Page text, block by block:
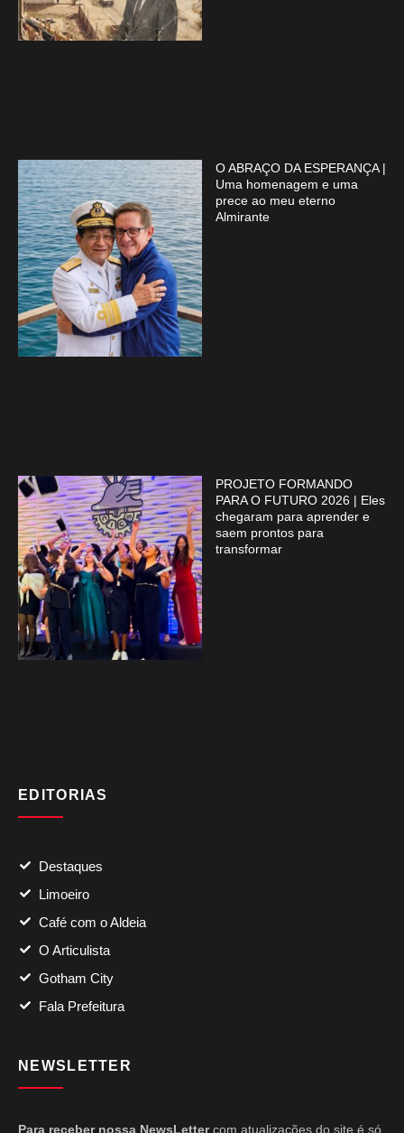
O ABRAÇO DA ESPERANÇA |
Uma homenagem e uma
prece ao meu eterno
Almirante
PROJETO FORMANDO
PARA O FUTURO 2026 | Eles
chegaram para aprender e
saem prontos para
transformar
EDITORIAS
Destaques
Limoeiro
Café com o Aldeia
O Articulista
Gotham City
Fala Prefeitura
NEWSLETTER
Para receber nossa NewsLettercom atualizações do site é só